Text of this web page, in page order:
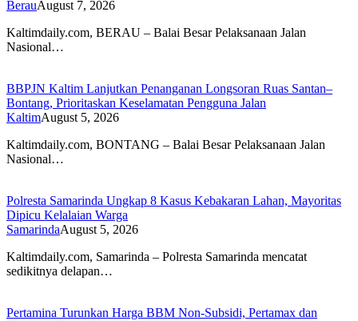
BerauAugust 7, 2026
Kaltimdaily.com, BERAU – Balai Besar Pelaksanaan Jalan
Nasional…
BBPJN Kaltim Lanjutkan Penanganan Longsoran Ruas Santan–
Bontang, Prioritaskan Keselamatan Pengguna Jalan
KaltimAugust 5, 2026
Kaltimdaily.com, BONTANG – Balai Besar Pelaksanaan Jalan
Nasional…
Polresta Samarinda Ungkap 8 Kasus Kebakaran Lahan, Mayoritas
Dipicu Kelalaian Warga
SamarindaAugust 5, 2026
Kaltimdaily.com, Samarinda – Polresta Samarinda mencatat
sedikitnya delapan…
Pertamina Turunkan Harga BBM Non-Subsidi, Pertamax dan